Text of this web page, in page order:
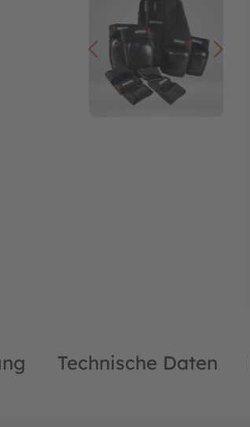
Technische Daten